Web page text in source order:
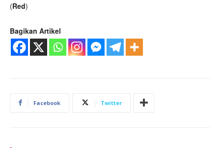
(Red)
Bagikan Artikel
Facebook Twitter